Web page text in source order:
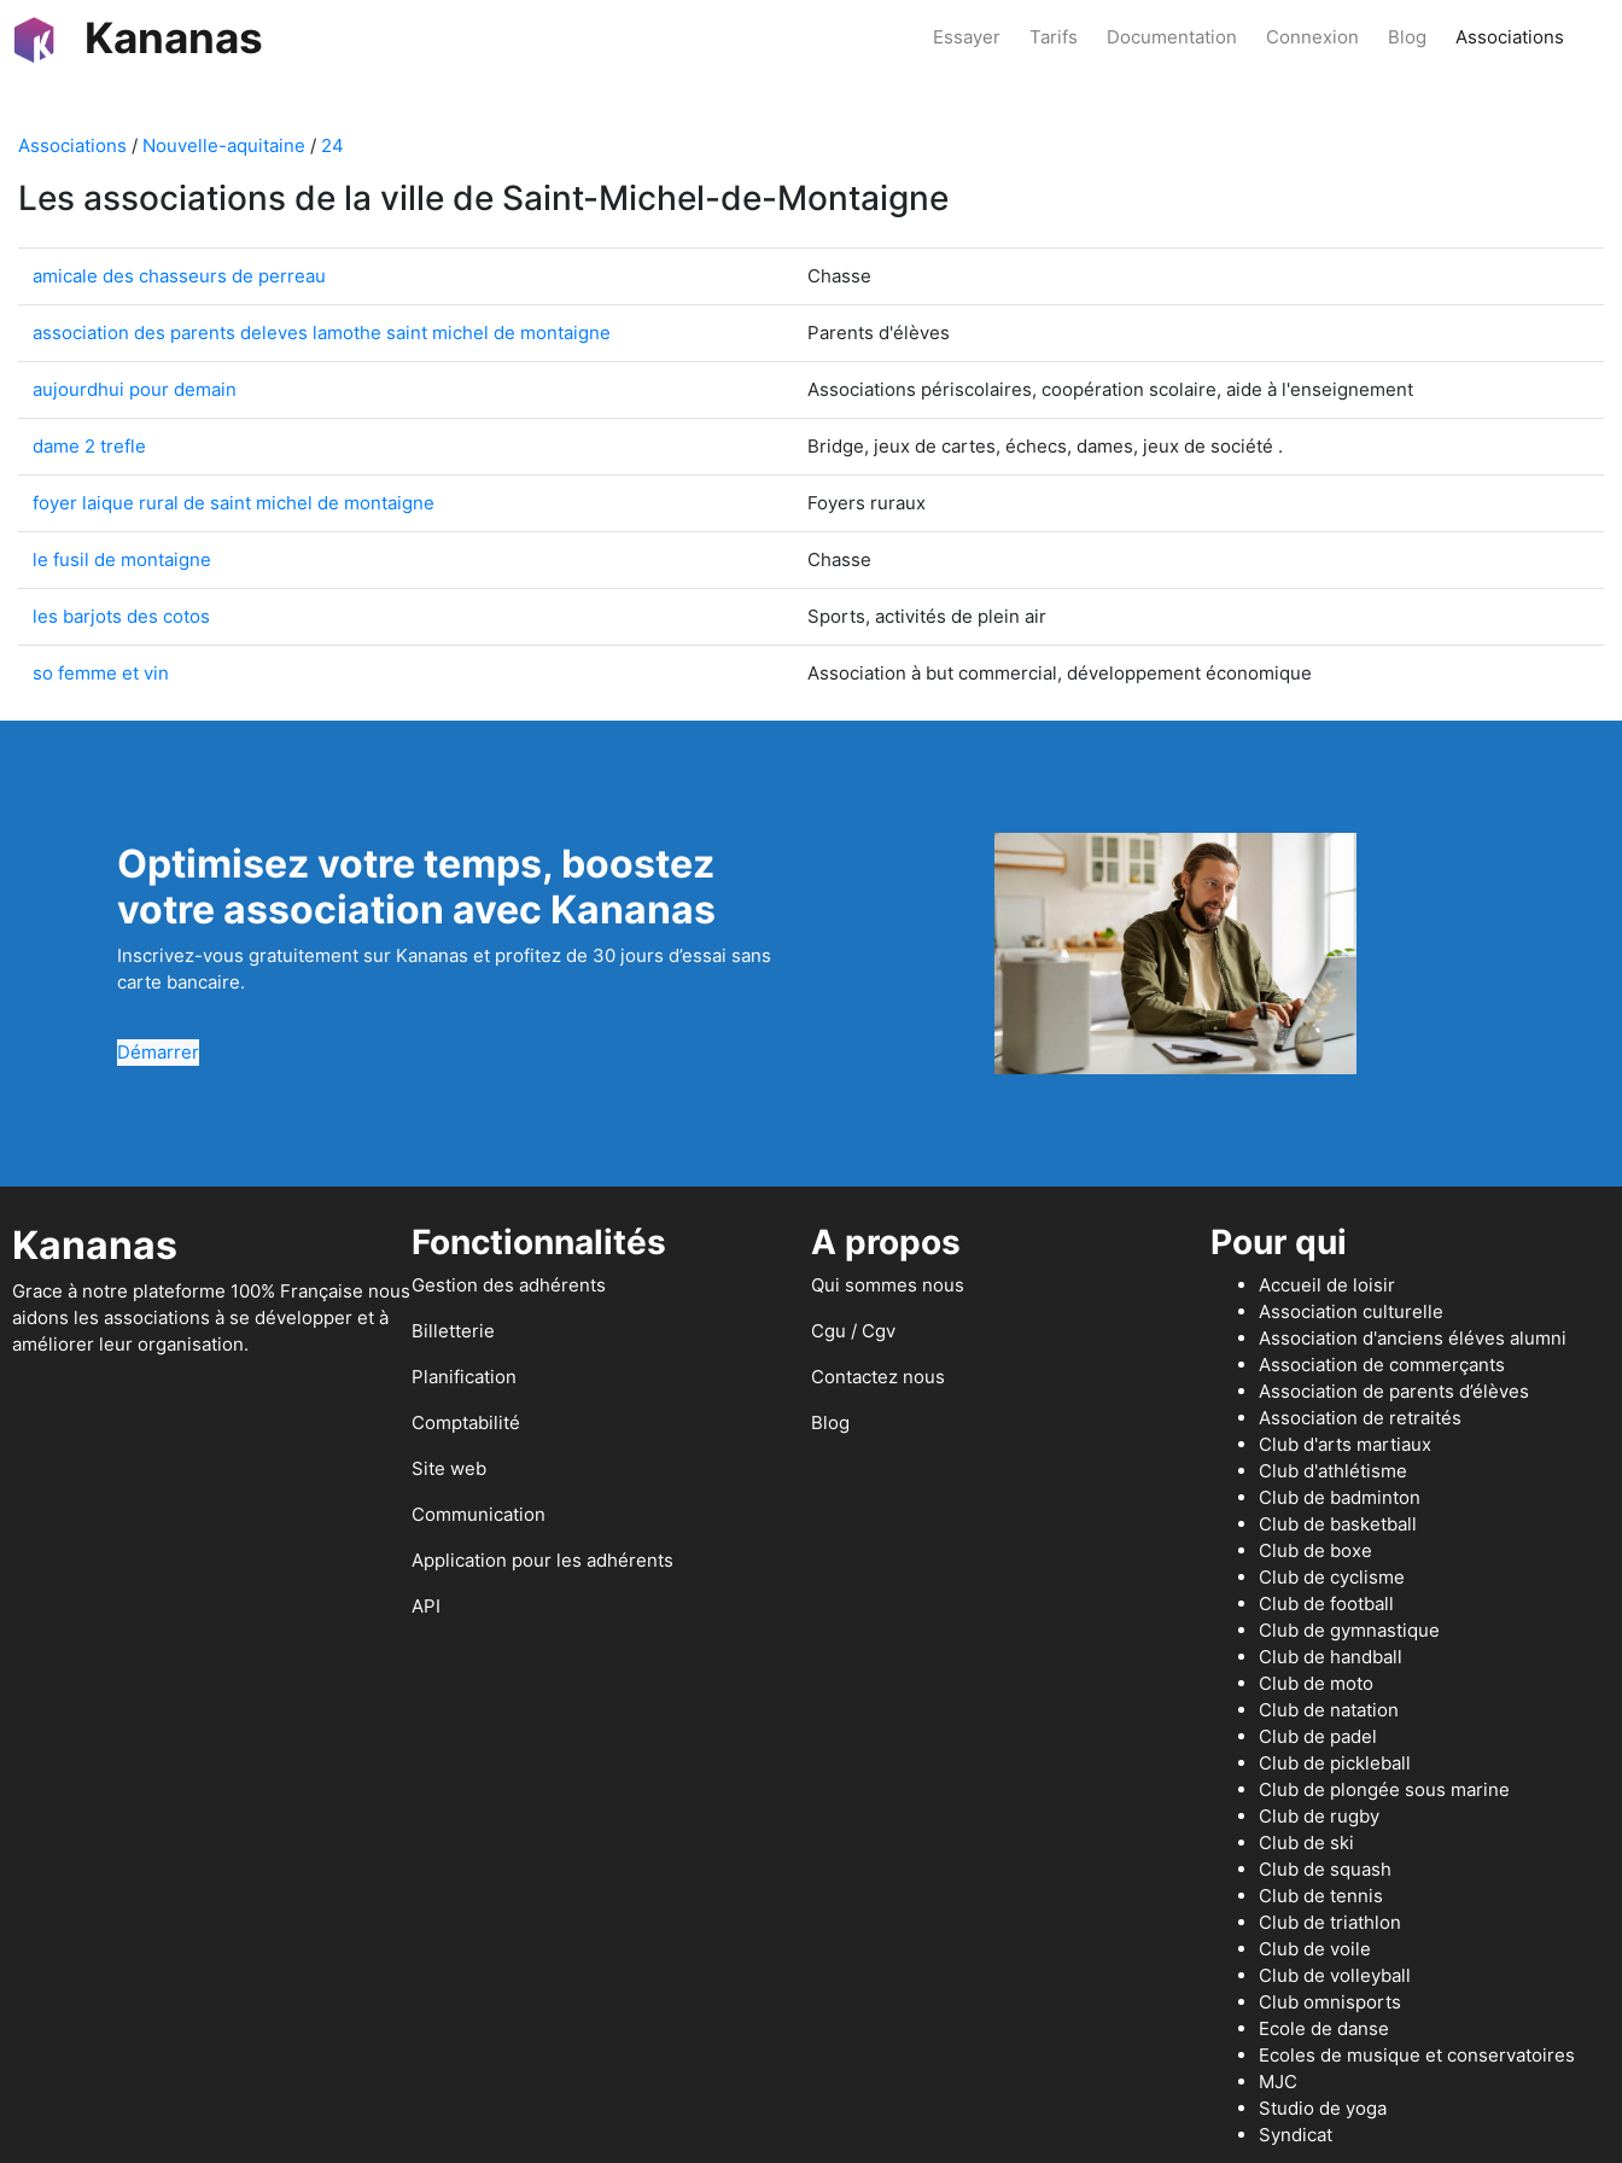
Kananas Essayer Tarifs Documentation Connexion Blog Associations
Associations / Nouvelle-aquitaine / 24
Les associations de la ville de Saint-Michel-de-Montaigne
amicale des chasseurs de perreau Chasse
association des parents deleves lamothe saint michel de montaigne Parents d'élèves
aujourdhui pour demain Associations périscolaires, coopération scolaire, aide à l'enseignement
dame 2 trefle Bridge, jeux de cartes, échecs, dames, jeux de société .
foyer laique rural de saint michel de montaigne Foyers ruraux
le fusil de montaigne Chasse
les barjots des cotos Sports, activités de plein air
so femme et vin Association à but commercial, développement économique
Optimisez votre temps, boostez
votre association avec Kananas
Inscrivez-vous gratuitement sur Kananas et profitez de 30 jours d’essai sans
carte bancaire.
Démarrer
Kananas
Grace à notre plateforme 100% Française nous
aidons les associations à se développer et à
améliorer leur organisation.
Fonctionnalités
Gestion des adhérents
Billetterie
Planification
Comptabilité
Site web
Communication
Application pour les adhérents
API
A propos
Qui sommes nous
Cgu / Cgv
Contactez nous
Blog
Pour qui
Accueil de loisir
Association culturelle
Association d'anciens éléves alumni
Association de commerçants
Association de parents d’élèves
Association de retraités
Club d'arts martiaux
Club d'athlétisme
Club de badminton
Club de basketball
Club de boxe
Club de cyclisme
Club de football
Club de gymnastique
Club de handball
Club de moto
Club de natation
Club de padel
Club de pickleball
Club de plongée sous marine
Club de rugby
Club de ski
Club de squash
Club de tennis
Club de triathlon
Club de voile
Club de volleyball
Club omnisports
Ecole de danse
Ecoles de musique et conservatoires
MJC
Studio de yoga
Syndicat